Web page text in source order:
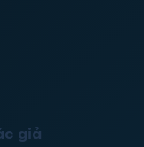
giả